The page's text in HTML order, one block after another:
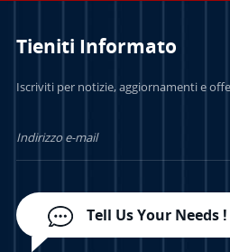
Tieniti Informato
Iscriviti per notizie, aggiornamenti e
Tell Us Your Needs !